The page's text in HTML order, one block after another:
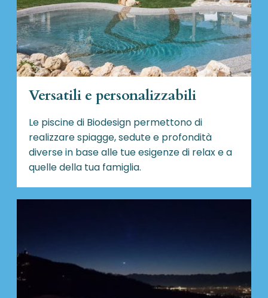
Versatili e personalizzabili
Le piscine di Biodesign permettono di
realizzare spiagge, sedute e profondità
diverse in base alle tue esigenze di relax e a
quelle della tua famiglia.